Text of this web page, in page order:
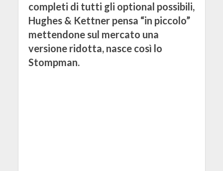
completi di tutti gli optional possibili,
Hughes & Kettner pensa “in piccolo”
mettendone sul mercato una
versione ridotta, nasce così lo
Stompman.